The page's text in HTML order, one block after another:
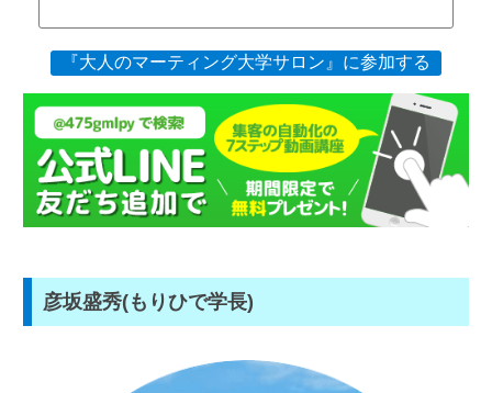
『大人のマーティング大学サロン』に参加する
彦坂盛秀(もりひで学長)